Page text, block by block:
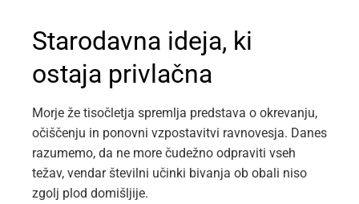
Starodavna ideja, ki
ostaja privlačna
Morje že tisočletja spremlja predstava o okrevanju,
očiščenju in ponovni vzpostavitvi ravnovesja. Danes
razumemo, da ne more čudežno odpraviti vseh
težav, vendar številni učinki bivanja ob obali niso
zgolj plod domišljije.